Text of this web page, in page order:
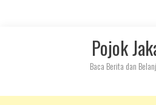
Pojok
Baca Berita dan